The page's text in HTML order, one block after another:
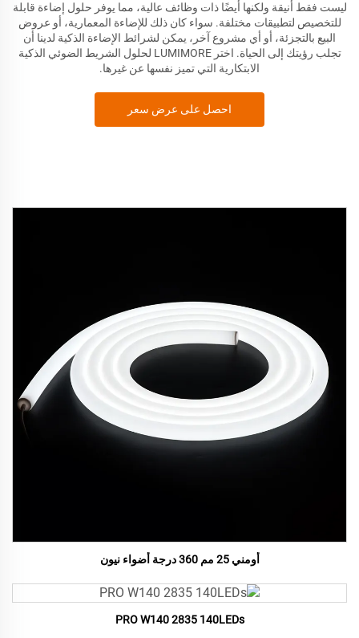
ليست فقط أنيقة ولكنها أيضًا ذات وظائف عالية، مما يوفر حلول إضاءة قابلة
للتخصيص لتطبيقات مختلفة. سواء كان ذلك للإضاءة المعمارية، أو عروض
البيع بالتجزئة، أو أي مشروع آخر، يمكن لشرائط الإضاءة الذكية لدينا أن
تجلب رؤيتك إلى الحياة. اختر
LUMIMORE لحلول الشريط الضوئي الذكية
الابتكارية التي تميز نفسها عن غيرها.
احصل على عرض سعر
أومني 25 مم 360 درجة أضواء نيون
PRO W140 2835 140LEDs